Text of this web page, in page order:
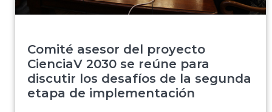
Comité asesor del proyecto
CienciaV 2030 se reúne para
discutir los desafíos de la segunda
etapa de implementación